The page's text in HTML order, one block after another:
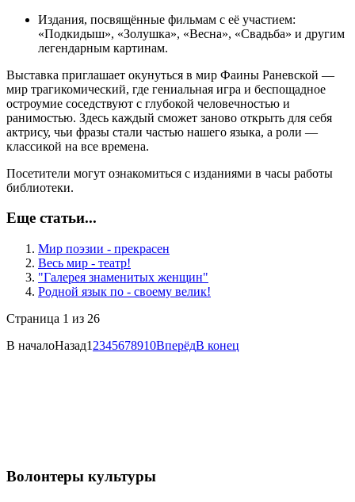
Издания, посвящённые фильмам с её участием:
«Подкидыш», «Золушка», «Весна», «Свадьба» и другим
легендарным картинам.
Выставка приглашает окунуться в мир Фаины Раневской —
мир трагикомический, где гениальная игра и беспощадное
остроумие соседствуют с глубокой человечностью и
ранимостью. Здесь каждый сможет заново открыть для себя
актрису, чьи фразы стали частью нашего языка, а роли —
классикой на все времена.
Посетители могут ознакомиться с изданиями в часы работы
библиотеки.
Еще статьи...
Мир поэзии - прекрасен
Весь мир - театр!
"Галерея знаменитых женщин"
Родной язык по - своему велик!
Страница 1 из 26
В началоНазад1 2345678910ВперёдВ конец
Волонтеры культуры